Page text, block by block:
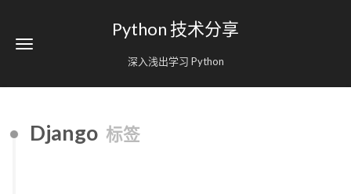
Python 技术分享
深入浅出学习 Python
Django 标签